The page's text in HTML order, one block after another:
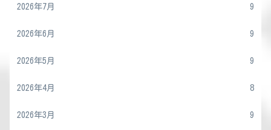
2026年7月 9
2026年6月 9
2026年5月 9
2026年4月 8
2026年3月 9